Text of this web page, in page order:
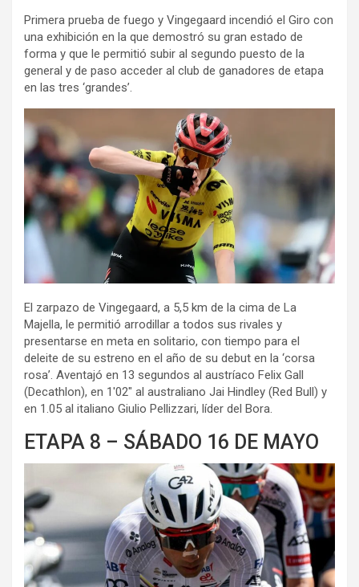
Primera prueba de fuego y Vingegaard incendió el Giro con
una exhibición en la que demostró su gran estado de
forma y que le permitió subir al segundo puesto de la
general y de paso acceder al club de ganadores de etapa
en las tres ‘grandes’.
El zarpazo de Vingegaard, a 5,5 km de la cima de La
Majella, le permitió arrodillar a todos sus rivales y
presentarse en meta en solitario, con tiempo para el
deleite de su estreno en el año de su debut en la ‘corsa
rosa’. Aventajó en 13 segundos al austríaco Felix Gall
(Decathlon), en 1′02″ al australiano Jai Hindley (Red Bull) y
en 1.05 al italiano Giulio Pellizzari, líder del Bora.
ETAPA 8 – SÁBADO 16 DE MAYO